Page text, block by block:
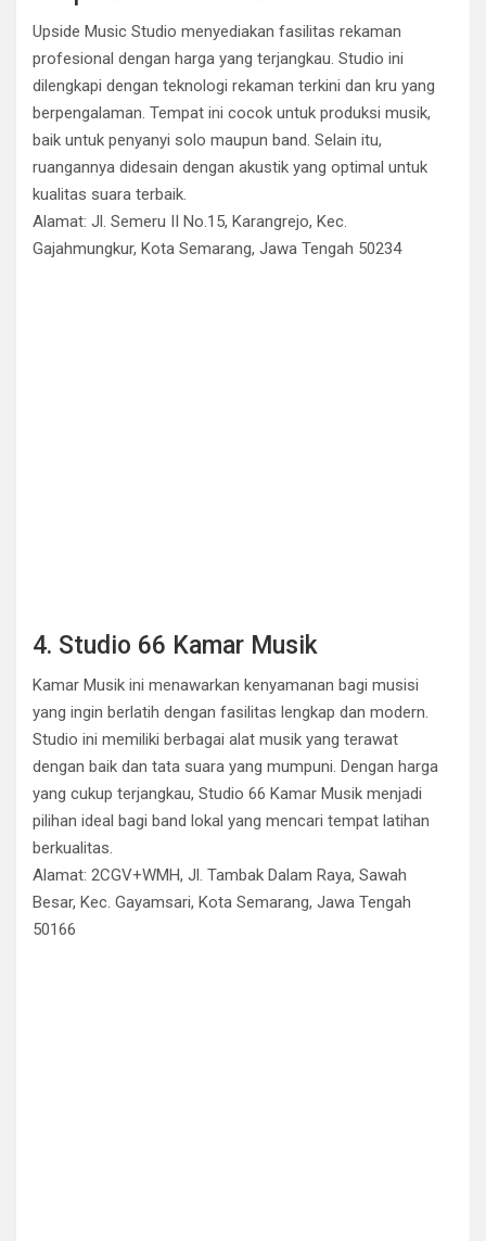
Upside Music Studio menyediakan fasilitas rekaman
profesional dengan harga yang terjangkau. Studio ini
dilengkapi dengan teknologi rekaman terkini dan kru yang
berpengalaman. Tempat ini cocok untuk produksi musik,
baik untuk penyanyi solo maupun band. Selain itu,
ruangannya didesain dengan akustik yang optimal untuk
kualitas suara terbaik.
Alamat: Jl. Semeru II No.15, Karangrejo, Kec.
Gajahmungkur, Kota Semarang, Jawa Tengah 50234
4. Studio 66 Kamar Musik
Kamar Musik ini menawarkan kenyamanan bagi musisi
yang ingin berlatih dengan fasilitas lengkap dan modern.
Studio ini memiliki berbagai alat musik yang terawat
dengan baik dan tata suara yang mumpuni. Dengan harga
yang cukup terjangkau, Studio 66 Kamar Musik menjadi
pilihan ideal bagi band lokal yang mencari tempat latihan
berkualitas.
Alamat: 2CGV+WMH, Jl. Tambak Dalam Raya, Sawah
Besar, Kec. Gayamsari, Kota Semarang, Jawa Tengah
50166